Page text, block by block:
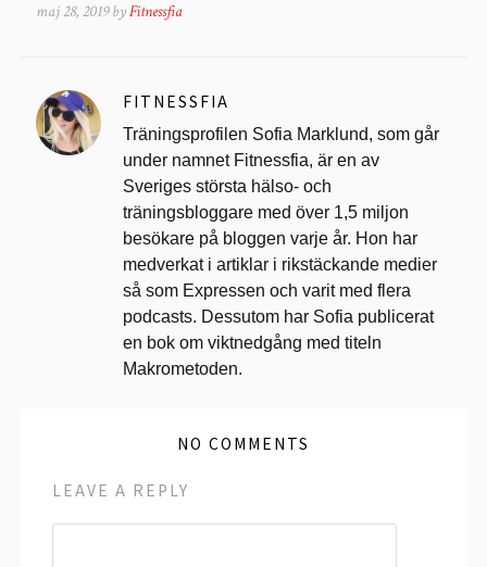
maj 28, 2019 byFitnessfia
FITNESSFIA
Träningsprofilen Sofia Marklund, som går
under namnet Fitnessfia, är en av
Sveriges största hälso- och
träningsbloggare med över 1,5 miljon
besökare på bloggen varje år. Hon har
medverkat i artiklar i rikstäckande medier
så som Expressen och varit med flera
podcasts. Dessutom har Sofia publicerat
en bok om viktnedgång med titeln
Makrometoden.
NO COMMENTS
LEAVE A REPLY